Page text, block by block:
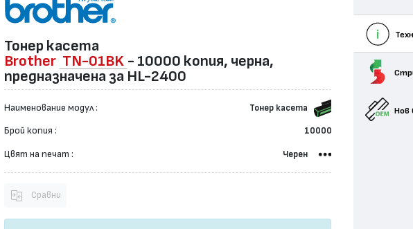
Тонер касета
Brother TN-01BK - 10000 копия, черна,
предназначена за HL-2400
Наименование модул : Тонер касета
Брой копия : 10000
Цвят на печат : Черен
Сравни
Нов